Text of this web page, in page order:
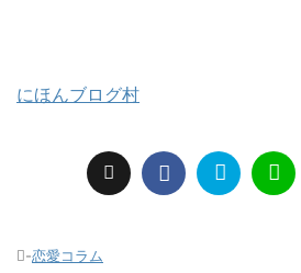
にほんブログ村
-恋愛コラム